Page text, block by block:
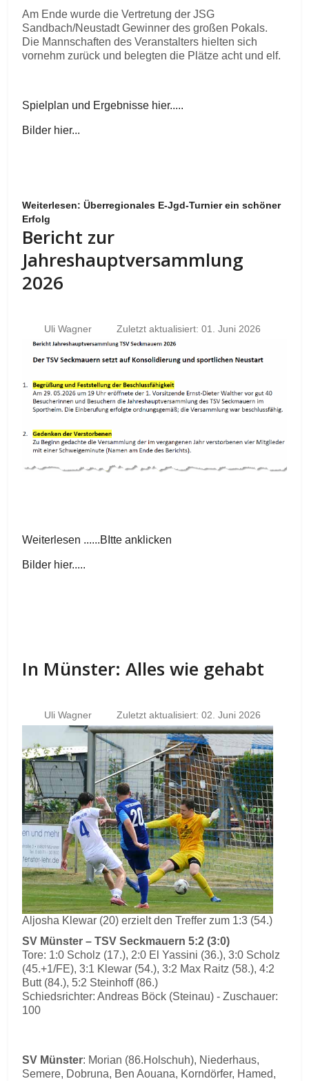
Am Ende wurde die Vertretung der JSG
Sandbach/Neustadt Gewinner des großen Pokals.
Die Mannschaften des Veranstalters hielten sich
vornehm zurück und belegten die Plätze acht und elf.
Spielplan und Ergebnisse hier.....
Bilder hier...
Weiterlesen: Überregionales E-Jgd-Turnier ein schöner
Erfolg
Bericht zur
Jahreshauptversammlung
2026
Uli Wagner Zuletzt aktualisiert: 01. Juni 2026
Weiterlesen ......BItte anklicken
Bilder hier.....
In Münster: Alles wie gehabt
Uli Wagner Zuletzt aktualisiert: 02. Juni 2026
Aljosha Klewar (20) erzielt den Treffer zum 1:3 (54.)
SV Münster – TSV Seckmauern 5:2 (3:0)
Tore: 1:0 Scholz (17.), 2:0 El Yassini (36.), 3:0 Scholz
(45.+1/FE), 3:1 Klewar (54.), 3:2 Max Raitz (58.), 4:2
Butt (84.), 5:2 Steinhoff (86.)
Schiedsrichter: Andreas Böck (Steinau) - Zuschauer:
100
SV Münster: Morian (86.Holschuh), Niederhaus,
Semere, Dobruna, Ben Aouana, Korndörfer, Hamed,